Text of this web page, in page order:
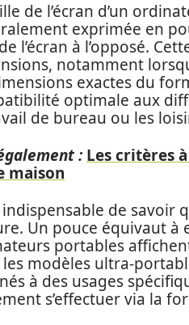
de l’écran d’un
exprimée en
l’écran à l’opposé.
notamment
exactes du
optimale aux
de bureau ou les
: Les critères
maison
de savoir
Un pouce équivaut à
portables
modèles ultra-
à des usages
s’effectuer via la